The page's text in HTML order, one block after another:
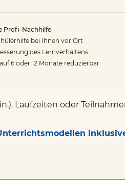
Profi-Nachhilfe
bei Ihnen vor Ort
des Lernverhaltens
6 oder 12 Monate reduzierbar
Laufzeiten oder